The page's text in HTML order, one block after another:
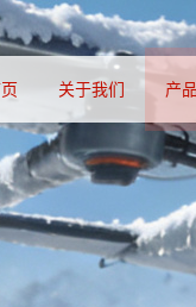
关于我们 产